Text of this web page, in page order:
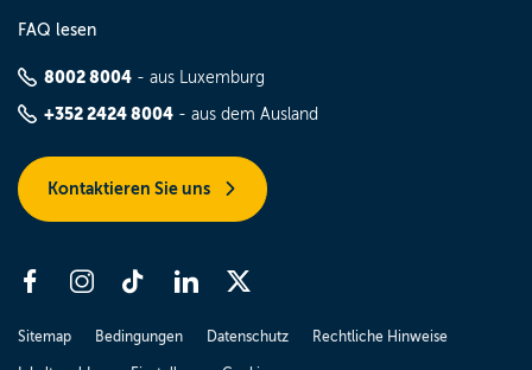
FAQ lesen
8002 8004 - aus Luxemburg
+352 2424 8004 - aus dem Ausland
Kontaktieren Sie uns
Sitemap Bedingungen Datenschutz Rechtliche Hinweise